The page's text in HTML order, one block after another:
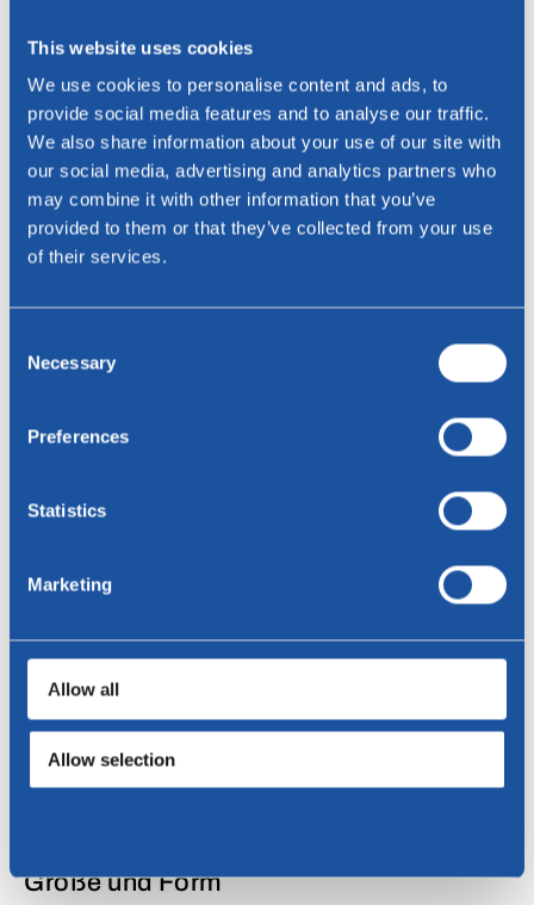
This website uses cookies
We use cookies to personalise content and ads, to
provide social media features and to analyse our traffic.
We also share information about your use of our site with
our social media, advertising and analytics partners who
may combine it with other information that you’ve
provided to them or that they’ve collected from your use
of their services.
Selection
Necessary
Preferences
Statistics
Marketing
Allow all
Allow selection
FenixNTM Bloom®
Trapea Couchtische
Bei der Auswahl eines Tisches für Ihr Sofa ist es wichtig, ein
Nachfolgend haben wir aufgelistet, welche Faktoren die Wahl des
richtigen Tisches für Ihr Sofa beeinflussen können.
Bevorzugen Sie einen modernen, minimalistischen Look oder
bevorzugen Sie einen eher traditionellen, klassischen Look? Wählen
Größe und Form